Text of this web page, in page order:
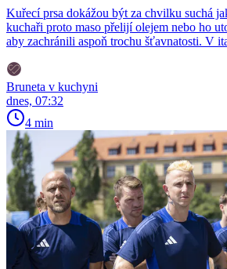
Kuřecí prsa dokážou být za chvilku suchá
kuchaři proto maso přelijí olejem nebo ho
aby zachránili aspoň trochu šťavnatosti. V
Bruneta v kuchyni
dnes, 07:32
4 min